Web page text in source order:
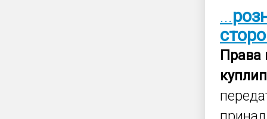
...
Права